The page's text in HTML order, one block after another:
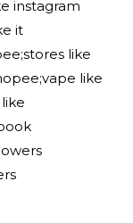
instagram
it
like
like